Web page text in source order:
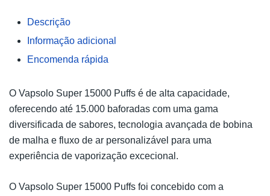
Descrição
Informação adicional
Encomenda rápida
O Vapsolo Super 15000 Puffs é de alta capacidade,
oferecendo até 15.000 baforadas com uma gama
diversificada de sabores, tecnologia avançada de bobina
de malha e fluxo de ar personalizável para uma
experiência de vaporização excecional.
O Vapsolo Super 15000 Puffs foi concebido com a